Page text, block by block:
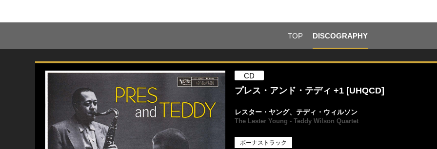
TOP DISCOGRAPHY
CD
プレス・アンド・テディ +1 [UHQCD]
レスター・ヤング、テディ・ウィルソン
The Lester Young - Teddy Wilson Quartet
ボーナストラック